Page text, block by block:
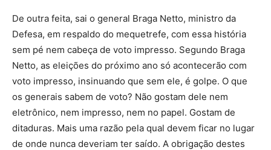
De outra feita, sai o general Braga Netto, ministro da
Defesa, em respaldo do mequetrefe, com essa história
sem pé nem cabeça de voto impresso. Segundo Braga
Netto, as eleições do próximo ano só acontecerão com
voto impresso, insinuando que sem ele, é golpe. O que
os generais sabem de voto? Não gostam dele nem
eletrônico, nem impresso, nem no papel. Gostam de
ditaduras. Mais uma razão pela qual devem ficar no lugar
de onde nunca deveriam ter saído. A obrigação destes